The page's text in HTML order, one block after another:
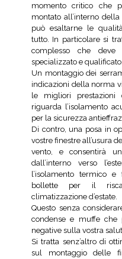
momento critico che
montato all’interno
può esaltarne le
tutto. In particolare si
complesso che deve
specializzato e qualificato.
Un montaggio dei
indicazioni della norma
le migliori prestazioni
riguarda l’isolamento
per la sicurezza
Di contro, una posa in
vostre finestre all’usura
vento, e consentirà
dall’interno verso
l’isolamento termico
bollette per il
climatizzazione d’estate.
Questo senza
condense e muffe che
negative sulla vostra
Si tratta senz’altro di
sul montaggio delle